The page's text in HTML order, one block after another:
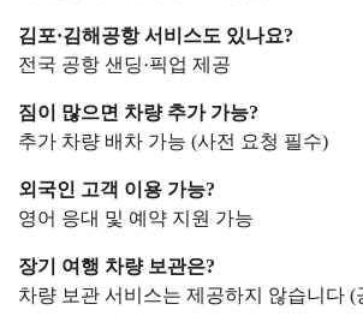
김포·김해공항 서비스도 있나요?
전국 공항 샌딩·픽업 제공
짐이 많으면 차량 추가 가능?
추가 차량 배차 가능 (사전 요청 필수)
외국인 고객 이용 가능?
영어 응대 및 예약 지원 가능
장기 여행 차량 보관은?
차량 보관 서비스는 제공하지 않습니다 (